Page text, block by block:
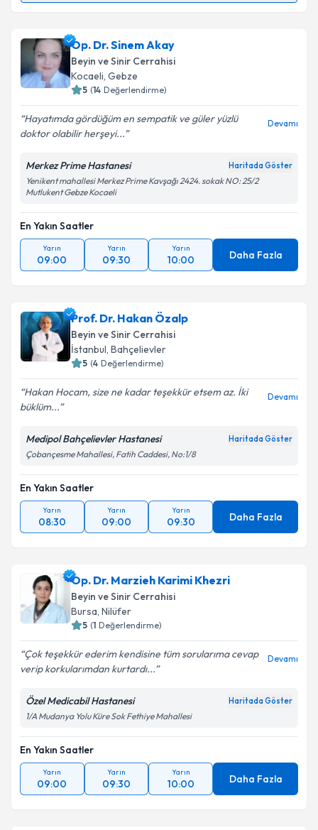
hazırlandığında e-posta ile bilgilendireceğiz.
E-posta Adresiniz
Kişisel verilerimin işlenmesine ilişkin
kapsamda işlenmesini kabul ediyorum.
Takvim Talebini Gönder
Op. Dr. Sinem Akay
Beyin ve Sinir Cerrahisi
Kocaeli, Gebze
5 (14 Değerlendirme)
Hayatımda gördüğüm en sempatik ve güler yüzlü
doktor olabilir herşeyi...
Devamı
Merkez Prime Hastanesi Haritada Göster
Yenikent mahallesi Merkez Prime Kavşağı 2424. sokak NO: 25/2
Mutlukent Gebze Kocaeli
En Yakın Saatler
Yarın
09:00
Yarın
09:30
Yarın
10:00 Daha Fazla
Prof. Dr. Hakan Özalp
Beyin ve Sinir Cerrahisi
İstanbul, Bahçelievler
5 (4 Değerlendirme)
Hakan Hocam, size ne kadar teşekkür etsem az. İki
büklüm...
Devamı
Medipol Bahçelievler Hastanesi Haritada Göster
Çobançesme Mahallesi, Fatih Caddesi, No:1/8
En Yakın Saatler
Yarın
08:30
Yarın
09:00
Yarın
09:30 Daha Fazla
Op. Dr. Marzieh Karimi Khezri
Beyin ve Sinir Cerrahisi
Bursa, Nilüfer
5 (1 Değerlendirme)
Çok teşekkür ederim kendisine tüm sorularıma cevap
verip korkularımdan kurtardı...
Devamı
Özel Medicabil Hastanesi Haritada Göster
1/A Mudanya Yolu Küre Sok Fethiye Mahallesi
En Yakın Saatler
Yarın
09:00
Yarın
09:30
Yarın
10:00 Daha Fazla